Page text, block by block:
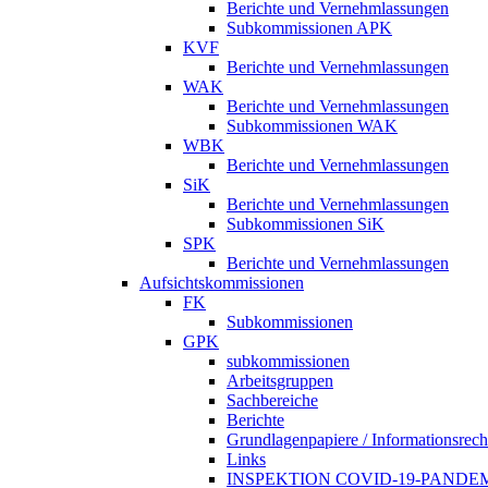
Berichte und Vernehmlassungen
Subkommissionen APK
KVF
Berichte und Vernehmlassungen
WAK
Berichte und Vernehmlassungen
Subkommissionen WAK
WBK
Berichte und Vernehmlassungen
SiK
Berichte und Vernehmlassungen
Subkommissionen SiK
SPK
Berichte und Vernehmlassungen
Aufsichtskommissionen
FK
Subkommissionen
GPK
subkommissionen
Arbeitsgruppen
Sachbereiche
Berichte
Grundlagenpapiere /
Links
INSPEKTION COVID-19-